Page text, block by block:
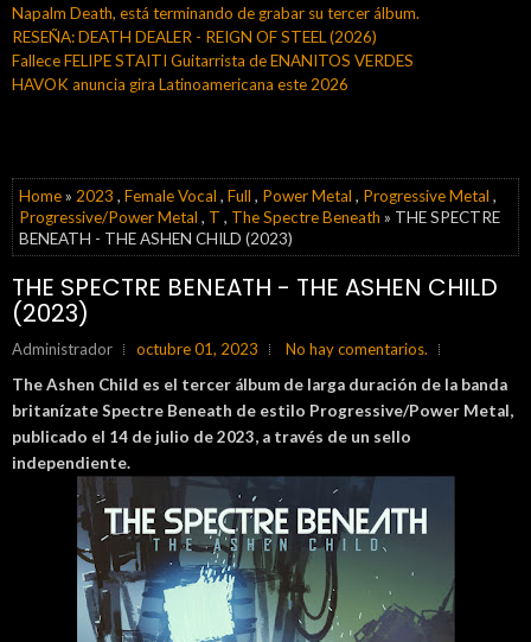
Napalm Death, está terminando de grabar su tercer álbum.
RESEÑA: DEATH DEALER - REIGN OF STEEL (2026)
Fallece FELIPE STAITI Guitarrista de ENANITOS VERDES
HAVOK anuncia gira Latinoamericana este 2026
Home» 2023 , Female Vocal , Full , Power Metal , Progressive Metal ,
Progressive/Power Metal , T , The Spectre Beneath » THE SPECTRE
BENEATH - THE ASHEN CHILD (2023)
THE SPECTRE BENEATH - THE ASHEN CHILD
(2023)
Administrador octubre 01, 2023
No hay comentarios.
The Ashen Child es el tercer álbum de larga duración de la banda
britanízate Spectre Beneath de estilo Progressive/Power Metal,
publicado el 14 de julio de 2023, a través de un sello
independiente.